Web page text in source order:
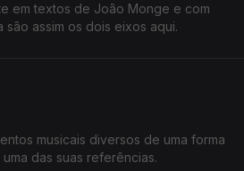
em textos de João Monge e com
assim os dois eixos aqui.
musicais diversos de uma forma
das suas referências.